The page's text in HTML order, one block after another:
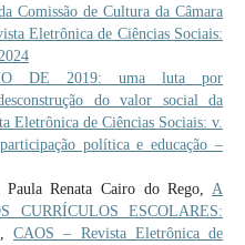
Comissão de Cultura da Câmara
Eletrônica de Ciências Sociais:
DE 2019: uma luta por
do valor social da
Eletrônica de Ciências Sociais: v.
política e educação –
Paula Renata Cairo do Rego, A
CURRÍCULOS ESCOLARES:
,CAOS – Revista Eletrônica de